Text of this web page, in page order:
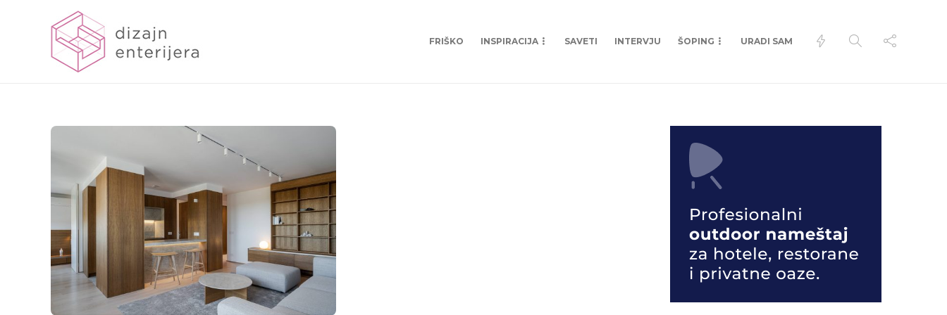
FRIŠKO INSPIRACIJA SAVETI INTERVJU ŠOPING URADI SAM